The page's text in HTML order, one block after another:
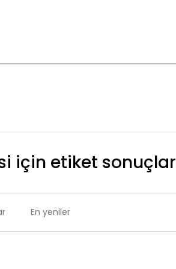
için etiket
En yeniler